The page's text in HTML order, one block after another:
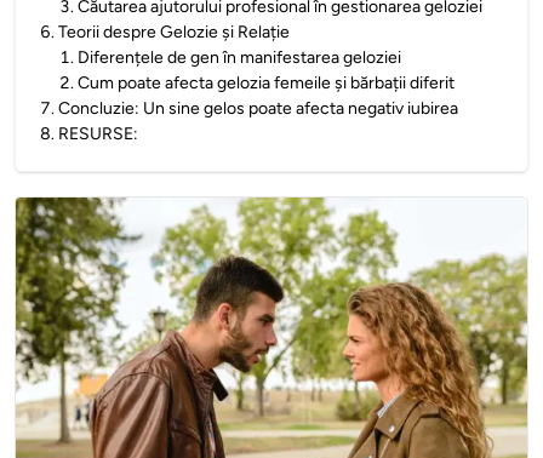
3.Căutarea ajutorului profesional în gestionarea geloziei
6.Teorii despre Gelozie și Relație
1. Diferențele de gen în manifestarea geloziei
2.Cum poate afecta gelozia femeile și bărbații diferit
7.Concluzie: Un sine gelos poate afecta negativ iubirea
8. RESURSE: